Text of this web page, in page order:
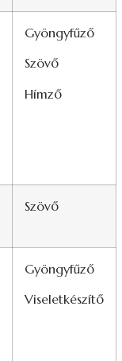
Gyöngyfűző
Szövő
Hímző
Szövő
Gyöngyfűző
Viseletkészítő